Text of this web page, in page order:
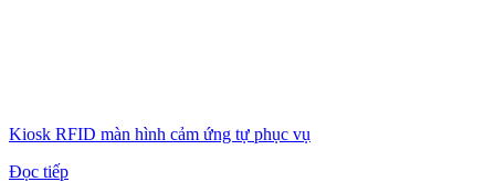
Kiosk RFID màn hình cảm ứng tự phục vụ
Đọc tiếp